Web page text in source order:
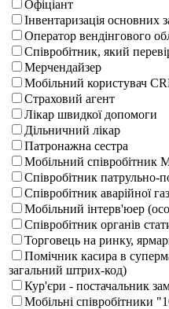
Офіціант
Інвентаризація основних
Оператор вендінгового
Співробітник, який
Мерчендайзер
Мобільний користувач
Страховий агент
Лікар швидкої допомоги
Дільничний лікар
Патронажна сестра
Мобільний співробітник
Співробітник патрульно-
Співробітник аварійної
Мобільний інтерв'юер
Співробітник органів
Торговець на ринку,
Помічник касира в
загальний штрих-код)
Кур'єри - постачальник
Мобільні співробітники